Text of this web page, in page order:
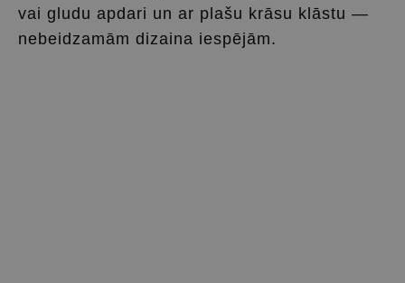
vai gludu apdari un ar plašu krāsu klāstu —
nebeidzamām dizaina iespējām.